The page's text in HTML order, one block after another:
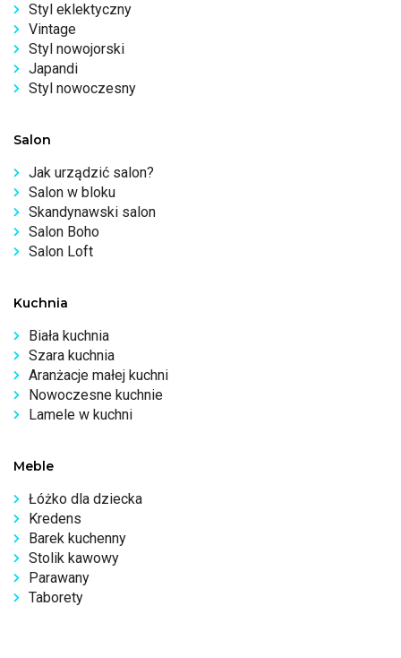
Styl eklektyczny
Vintage
Styl nowojorski
Japandi
Styl nowoczesny
Salon
Jak urządzić salon?
Salon w bloku
Skandynawski salon
Salon Boho
Salon Loft
Kuchnia
Biała kuchnia
Szara kuchnia
Aranżacje małej kuchni
Nowoczesne kuchnie
Lamele w kuchni
Meble
Łóżko dla dziecka
Kredens
Barek kuchenny
Stolik kawowy
Parawany
Taborety